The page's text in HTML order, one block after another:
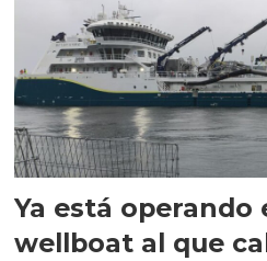
Ya está operando
wellboat al que